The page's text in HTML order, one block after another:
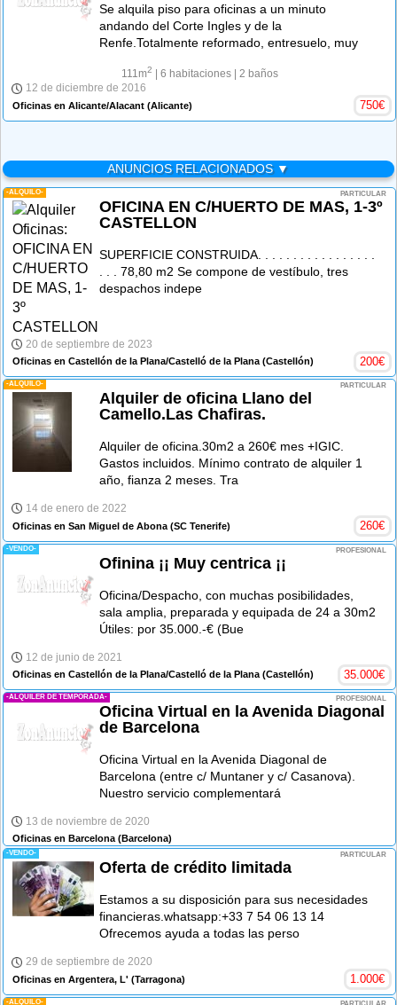
Se alquila piso para oficinas a un minuto
andando del Corte Ingles y de la
Renfe.Totalmente reformado, entresuelo, muy
111m2 | 6 habitaciones| 2 baños
12 de diciembre de 2016
Oficinas en Alicante/Alacant (Alicante) 750€
ANUNCIOS RELACIONADOS ▼
-ALQUILO- PARTICULAR
OFICINA EN C/HUERTO DE MAS, 1-3º
CASTELLON
SUPERFICIE CONSTRUIDA. . . . . . . . . . . . . . . . .
. . . 78,80 m2 Se compone de vestíbulo, tres
despachos indepe
20 de septiembre de 2023
Oficinas en Castellón de la Plana/Castelló de la Plana (Castellón) 200€
-ALQUILO- PARTICULAR
Alquiler de oficina Llano del
Camello.Las Chafiras.
Alquiler de oficina.30m2 a 260€ mes +IGIC.
Gastos incluidos. Mínimo contrato de alquiler 1
año, fianza 2 meses. Tra
14 de enero de 2022
Oficinas en San Miguel de Abona (SC Tenerife) 260€
-VENDO- PROFESIONAL
Ofinina ¡¡ Muy centrica ¡¡
Oficina/Despacho, con muchas posibilidades,
sala amplia, preparada y equipada de 24 a 30m2
Útiles: por 35.000.-€ (Bue
12 de junio de 2021
Oficinas en Castellón de la Plana/Castelló de la Plana (Castellón) 35.000€
-ALQUILER DE TEMPORADA- PROFESIONAL
Oficina Virtual en la Avenida Diagonal
de Barcelona
Oficina Virtual en la Avenida Diagonal de
Barcelona (entre c/ Muntaner y c/ Casanova).
Nuestro servicio complementará
13 de noviembre de 2020
Oficinas en Barcelona(Barcelona)
-VENDO- PARTICULAR
Oferta de crédito limitada
Estamos a su disposición para sus necesidades
financieras.whatsapp:+33 7 54 06 13 14
Ofrecemos ayuda a todas las perso
29 de septiembre de 2020
Oficinas en Argentera, L' (Tarragona) 1.000€
-ALQUILO-